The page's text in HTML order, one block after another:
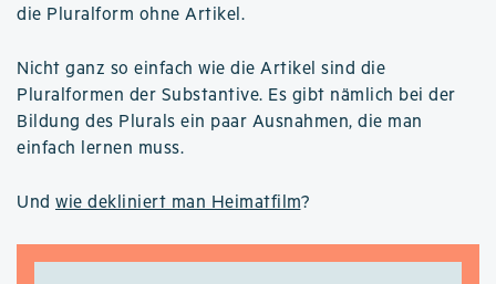
die Pluralform ohne Artikel.
Nicht ganz so einfach wie die Artikel sind die
Pluralformen der Substantive. Es gibt nämlich bei der
Bildung des Plurals ein paar Ausnahmen, die man
einfach lernen muss.
Und wie dekliniert man Heimatfilm?